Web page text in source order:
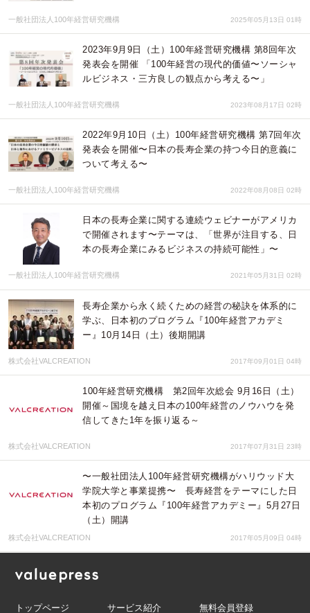
一般社団法人100年経営研究機構 2025年05月13日 01時
2023年9月9日（土）100年経営研究機構 第8回年次
発表会を開催 「100年経営の現代的価値〜ソーシャ
ルビジネス・三方良しの観点から考える〜」
一般社団法人100年経営研究機構 2023年08月17日 02時
2022年9月10日（土）100年経営研究機構 第7回年次
発表会を開催〜日本の長寿企業の持つ今日的意義に
ついて考える〜
一般社団法人100年経営研究機構 2022年08月08日 02時
日本の長寿企業に関する連続ウェビナーがアメリカ
で開催されます〜テーマは、「世界が注目する、日
本の長寿企業にみるビジネスの持続可能性」〜
一般社団法人100年経営研究機構 2021年05月31日 02時
長寿企業から永く続くための経営の秘訣を体系的に
学ぶ、日本初のプログラム『100年経営アカデミ
ー』10月14日（土）後期開講
株式会社VALCREATION 2017年09月01日 04時
100年経営研究機構 第2回年次総会 9月16日（土）
開催～国境を越え日本の100年経営のノウハウを発
信してきた1年を振り返る～
株式会社VALCREATION 2017年07月31日 23時
〜一般社団法人100年経営研究機構がハリウッド大
学院大学と事業提携〜 長寿経営をテーマにした日
本初のプログラム『100年経営アカデミー』5月27日
（土）開講
株式会社VALCREATION 2017年05月09日 04時
トップページ サービス紹介 無料会員登録